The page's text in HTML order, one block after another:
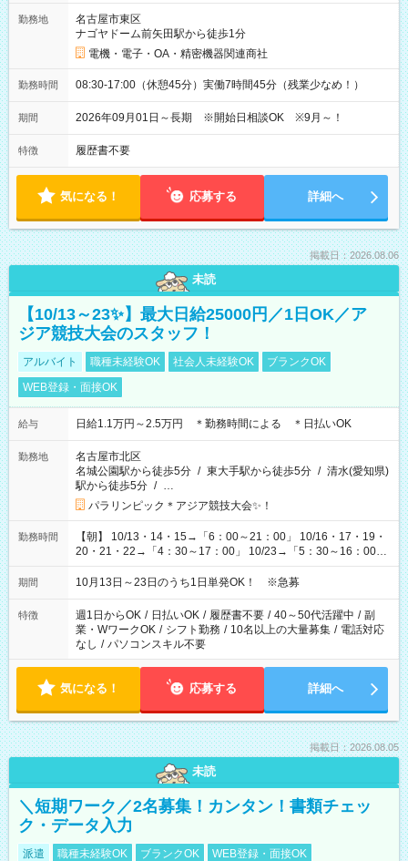
勤務地
名古屋市東区
ナゴヤドーム前矢田駅から徒歩1分
電機・電子・OA・精密機器関連商社
勤務時間 08:30-17:00（休憩45分）実働7時間45分（残業少なめ！）
期間 2026年09月01日～長期 ※開始日相談OK ※9月～！
特徴 履歴書不要
気になる！ 応募する 詳細へ
掲載日：2026.08.06
未読
【10/13～23✨】最大日給25000円／1日OK／ア
ジア競技大会のスタッフ！
アルバイト 職種未経験OK 社会人未経験OK
ブランクOK
WEB登録・面接OK
給与 日給1.1万円～2.5万円 ＊勤務時間による ＊日払いOK
勤務地
名古屋市北区
名城公園駅から徒歩5分 / 東大手駅から徒歩5分 / 清水(愛知県)
駅から徒歩5分 / …
パラリンピック＊アジア競技大会✨！
勤務時間
【朝】 10/13・14・15→「6：00～21：00」 10/16・17・19・
20・21・22→「4：30～17：00」 10/23→「5：30～16：00」
【夕方】 10/16・17・19～21→「17：00～26：00」
10/22→「17：00～24：30」 10/23→「16：00～23：00」 ＊
け、夕方だけ、などもOKです！
期間 10月13日～23日のうち1日単発OK！ ※急募
特徴 週1日からOK / 日払いOK / 履歴書不要 / 40～50代活躍中 / 副
業・WワークOK / シフト勤務 / 10名以上の大量募集 / 電話対応
なし / パソコンスキル不要
気になる！ 応募する 詳細へ
掲載日：2026.08.05
未読
＼短期ワーク／2名募集！カンタン！書類チェッ
ク・データ入力
派遣 職種未経験OK ブランクOK WEB登録・面接OK